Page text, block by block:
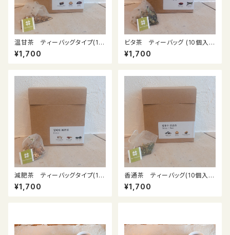
温甘茶 ティーバッグタイプ(10
個入り)
¥1,700
ビタ茶 ティーバッグ (10個入
り)
¥1,700
減肥茶 ティーバッグタイプ(10
個入り)
¥1,700
香通茶 ティーバッグ(10個入
り)
¥1,700